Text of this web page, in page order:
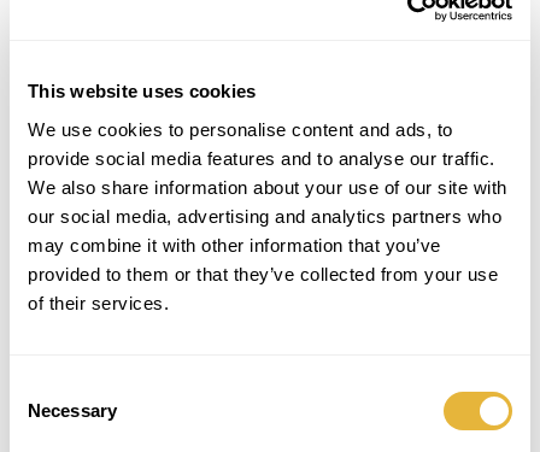
This website uses cookies
We use cookies to personalise content and ads, to
provide social media features and to analyse our traffic.
We also share information about your use of our site with
our social media, advertising and analytics partners who
may combine it with other information that you’ve
provided to them or that they’ve collected from your use
of their services.
Selection
Necessary
ainda mais uma ótima desculpa para não ficar de
fora, e vir dar umas tacadas em família ou entre